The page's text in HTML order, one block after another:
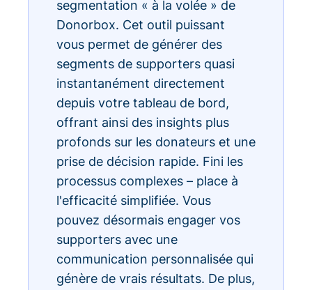
segmentation « à la volée » de
Donorbox. Cet outil puissant
vous permet de générer des
segments de supporters quasi
instantanément directement
depuis votre tableau de bord,
offrant ainsi des insights plus
profonds sur les donateurs et une
prise de décision rapide. Fini les
processus complexes – place à
l'efficacité simplifiée. Vous
pouvez désormais engager vos
supporters avec une
communication personnalisée qui
génère de vrais résultats. De plus,